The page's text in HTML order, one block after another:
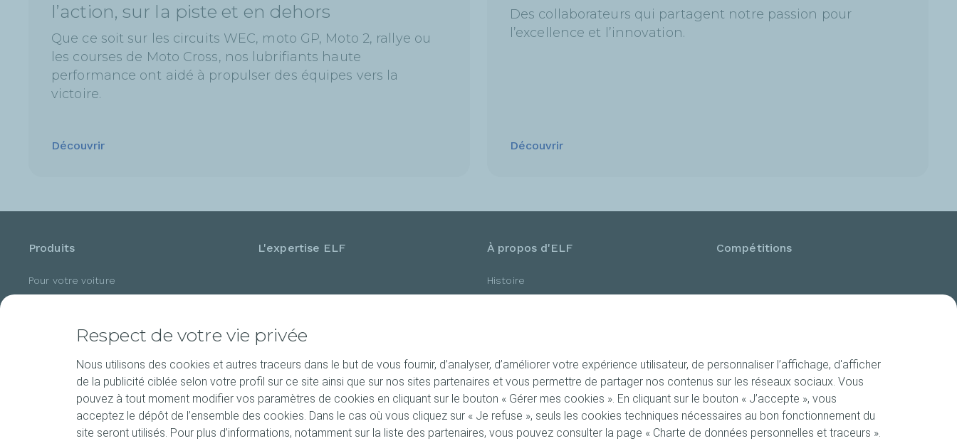
l’action, sur la piste et en dehors
Que ce soit sur les circuits WEC, moto GP, Moto 2, rallye ou
les courses de Moto Cross, nos lubrifiants haute
performance ont aidé à propulser des équipes vers la
victoire.
Découvrir
Des collaborateurs qui partagent notre passion pour
l’excellence et l’innovation.
Découvrir
Produits
Pour votre voiture
L'expertise ELF À propos d'ELF
Histoire
Compétitions
Respect de votre vie privée
Nous utilisons des cookies et autres traceurs dans le but de vous fournir, d’analyser, d’améliorer votre expérience utilisateur, de personnaliser l’affichage, d'afficher
de la publicité ciblée selon votre profil sur ce site ainsi que sur nos sites partenaires et vous permettre de partager nos contenus sur les réseaux sociaux. Vous
pouvez à tout moment modifier vos paramètres de cookies en cliquant sur le bouton « Gérer mes cookies ». En cliquant sur le bouton « J’accepte », vous
acceptez le dépôt de l’ensemble des cookies. Dans le cas où vous cliquez sur « Je refuse », seuls les cookies techniques nécessaires au bon fonctionnement du
site seront utilisés. Pour plus d’informations, notamment sur la liste des partenaires, vous pouvez consulter la page « Charte de données personnelles et traceurs ».